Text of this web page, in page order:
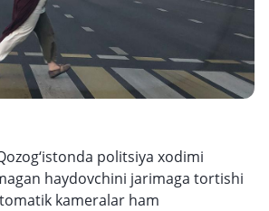
politsiya xodimi
haydovchini jarimaga tortishi
kameralar ham